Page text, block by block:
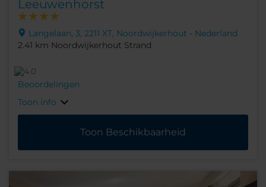
Leeuwenhorst
Langelaan, 3, 2211 XT, Noordwijkerhout - Nederland
2.41 km Noordwijkerhout Strand
Beoordelingen
Toon info
Toon Beschikbaarheid